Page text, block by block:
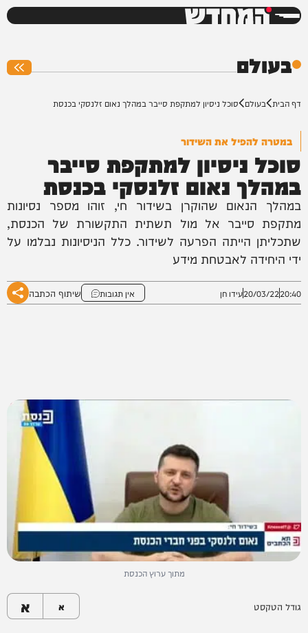
המחדש
בעולם
דף הבית בעולם סוכל ניסיון למתקפת סייבר במהלך נאום זלנסקי בכנסת
במטרה להפיל את השידור
סוכל ניסיון למתקפת סייבר
במהלך נאום זלנסקי בכנסת
במהלך הנאום שהוקרן בשידור חי, זוהו מספר נסיונות
מתקפת סייבר אל מול תשתית התקשורת של הכנסת,
שתכליתן הייתה הפרעה לשידור. כלל הניסיונות נבלמו על
ידי היחידה לאבטחת מידע
20:40
20/03/22עידו חן אין תגובות שיתוף הכתבה
מתוך ערוץ הכנסת
גודל הטקסט א א